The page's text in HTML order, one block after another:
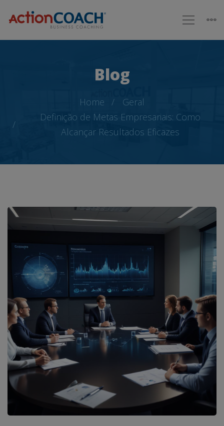
Blog
Home
Geral
Definição de Metas Empresariais: Como
Alcançar Resultados Eficazes